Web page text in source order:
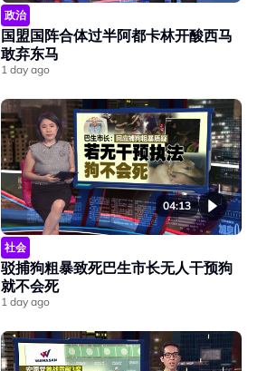
政治
国盟国阵合体过半阿都卡林开酸西马
敢弃东马
1 day ago
04:13
社会
驳捕狗粗暴致死巴生市长无人干预狗
就不会死
1 day ago